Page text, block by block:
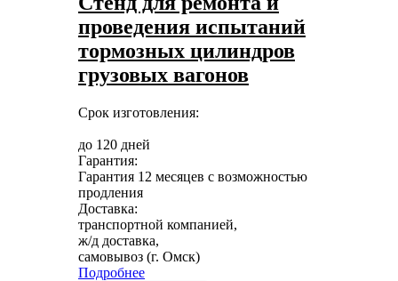
проведения испытаний
тормозных цилиндров
грузовых вагонов
Срок изготовления:
до 120 дней
Гарантия:
Гарантия 12 месяцев с возможностью
продления
Доставка:
транспортной компанией,
ж/д доставка,
самовывоз (г. Омск)
Подробнее